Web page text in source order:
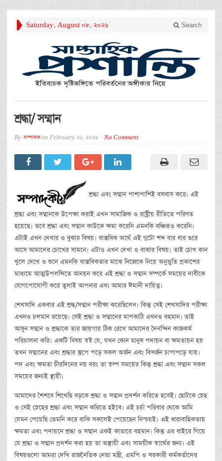
Saturday, August 08, 2026 Search
শ্রদ্ধা/ সম্মান
By সম্পাদকon February 21, 2026 No Comment
শ্রদ্ধা এবং সম্মান পাশাপাশিই বসবাস করে। এই
শ্রদ্ধা এবং সম্মানকে উপেক্ষা করাই এখন সামাজিক ও রাষ্ট্রীয় রীতিতে পরিণত
হয়েছে। তবে শ্রদ্ধা এবং সম্মান কাউকে ক্ষমা করেনি এমনকি বঞ্চিতও করেনি।
এটাই এখন দেখার ও বুঝার বিষয়। বাস্তবিক অর্থে এই দুটো শব্দ বার বার গুরে
আসে আমাদের চোখের সামনে। এটাও এখন দেখা ও বাঝার বিষয়। তাই চোখ কান
খুলে দেখে ও শুনে এমনকি বাস্তবিকতার মাঝে নিজেকে নিয়ে অনুভুতি প্রকাশের
মাধ্যমে আত্মউপলব্দিতে আনয়ন করে এই শ্রদ্ধা ও সম্মান সম্পর্কে সময়ের দাবীকে
যোগপোযোগী করে তুলাই আপনার এবং আমার ঈমানী দায়িত্ব।
শেখসাদি একবার এই শ্রদ্ধ/সম্মান পরীক্ষা করেছিলেন। কিন্তু সেই শেখসাদির পরীক্ষা
এখনও চলমান রয়েছে। সেই শ্রদ্ধা ও সম্মানের মাপকাঠি এখনও বহমান। তাই
আসুন সম্মান ও শ্রদ্ধাকে তার জায়গায় ঠিক রেখে আমাদের দৈনন্দিন কাজকর্ম
পরিচালনা করি। একটি বিষয় স্বষ্ট যে, যখন কোন মানুষ পদায়ন বা ক্ষমতায়ন হয়
তখন সম্মানের এবং শ্রদ্ধার স্তুপে পড়ে সকল অর্জন এবং বিসর্জন চাপাপড়ে যায়।
পদ এবং ক্ষমতা চীরদিনের নয় বরং তা স্বল্প সময়ের কিন্তু শ্রদ্ধা এবং সম্মান সকল
সময়ের জন্যই স্থায়ী।
আমাদের শৈশবে শিখেছি বড়কে শ্রদ্ধা ও সম্মান প্রদর্শন করিতে হবেই। ছোটকে স্নেহ
ও সেই স্নেহের শ্রদ্ধা এবং সম্মান করিতে হইবে। এই চর্চা পরিবার থেকে আমি
যেমন পেয়েছি তেমনি করে বাকি সকলেই পেয়েছেন নিশ্চয়ই। এই ধারাবাহিকতায়
ক্ষমতা এবং পদায়নে শ্রদ্ধা ও সম্মান একই কাতারে বহমান। কিন্তু এর বাইরে গিয়ে
যে শ্রদ্ধা ও সম্মান প্রদর্শন করা হয় তা অস্থায়ী এবং সাময়ীক স্বার্থের জন্য। এই
বিষয়গুলো আমরা দেখি রাজনৈতিক নেতা মন্ত্রী, এমপি ও সরকারী কর্মকর্তাদের